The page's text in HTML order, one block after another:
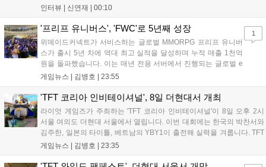
를 추구하다 보니까 팀적으로 안 좋은 사고가 계속 많이 났던 것
LoL 챔피언스 코리아(LCK)'...
인터뷰 | 신연재 00:10
'프리프 유니버스', 'FWC'로 5년째 성장
위메이드커넥트가 서비스하는 글로벌 MMORPG 프리프 유니버
스가 출시 5년 차에 역대 최고 실적을 달성하며 누적 매출 1천억
원을 돌파했습니다. 이는 매년 전용 서버에서 진행되는 글로벌 e
스포츠 대회 FWC의 영향이 큽니다. FWC는 이용자가 동일한 조
은 전년 대비 매출과 이용자 지표가 대폭 상승하는 성과를 냈습니
다. 오는 10월 필리핀 마닐라에서 총상금 11만 달러 규모의 제4회
FWC 그랜드 파이널이 개최될 예정이며, 위메이드커넥트는 이를
통해 커뮤니티 중심의 장기 성장 모델을 지속할 방침입니다....
게임뉴스 | 김병호 23:55
1
'TFT 코리아 인비테이셔널', 8일 더현대서 개최
라이엇 게임즈가 주최하는 'TFT 코리아 인비테이셔널'이 8일 오후 2시
서울 여의도 더현대 서울에서 열립니다. 이번 대회에는 한국의 박찬서와
김주한, 일본의 타이틀, 베트남의 YBY1이 출전해 실력을 겨룹니다. TFT
는 소속팀 없이 개인 자격으로 참가하는 독특한 대회 구조를 가지며, 누
17일까지 이어지는 이번 행사는 신규 세트 체험과 공연 등 다양한 즐길
게임뉴스 | 김병호 23:35